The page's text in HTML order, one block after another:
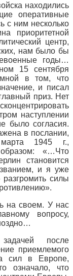
находились
оперативные
с ним несколько
приоритетной
центр,
нам было бы
годы…
15 сентября
мной в том, что
и писал
приз. Нет
наступлении
было согласия.
в послании,
1945 г.,
«…Что
становится
и я уже
силы
на своем. У нас
вопросу,
после
приемлемого
сил в Европе,
означало, что